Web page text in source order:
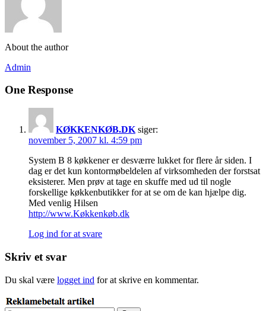
About the author
Admin
One Response
KØKKENKØB.DK siger:
november 5, 2007 kl. 4:59 pm
System B 8 køkkener er desværre lukket for flere år siden. I
dag er det kun kontormøbeldelen af virksomheden der forstsat
eksisterer. Men prøv at tage en skuffe med ud til nogle
forskellige køkkenbutikker for at se om de kan hjælpe dig.
Med venlig Hilsen
http://www.Køkkenkøb.dk
Log ind for at svare
Skriv et svar
Du skal være logget ind for at skrive en kommentar.